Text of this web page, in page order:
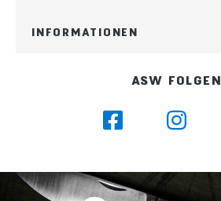
INFORMATIONEN
ASW FOLGEN